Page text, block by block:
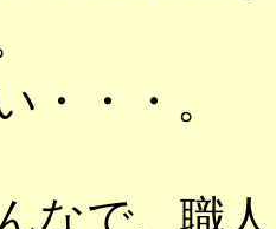
・・・。
なで、職